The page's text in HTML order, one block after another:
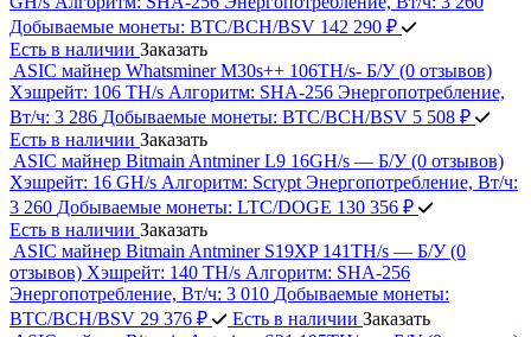
Добываемые монеты: BTC/BCH/BSV 142 290 ₽
Есть в наличии Заказать
ASIC майнер Whatsminer M30s++ 106TH/s- Б/У (0 отзывов)
Хэшрейт: 106 TH/s Алгоритм: SHA‑256 Энергопотребление,
Вт/ч: 3 286 Добываемые монеты: BTC/BCH/BSV 5 508 ₽
Есть в наличии Заказать
ASIC майнер Bitmain Antminer L9 16GH/s — Б/У (0 отзывов)
Хэшрейт: 16 GH/s Алгоритм: Scrypt Энергопотребление, Вт/ч:
3 260 Добываемые монеты: LTC/DOGE 130 356 ₽
Есть в наличии Заказать
ASIC майнер Bitmain Antminer S19XP 141TH/s — Б/У (0
отзывов) Хэшрейт: 140 TH/s Алгоритм: SHA‑256
Энергопотребление, Вт/ч: 3 010 Добываемые монеты:
BTC/BCH/BSV 29 376 ₽ Есть в наличии Заказать